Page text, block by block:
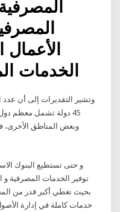
الأعمال
الخدمات
45 دولة تشمل معظم دول
و حتى تستطيع البنوك
توفير الخدمات المصرفية و
بحيث تغطي أكبر قدر من
خدمات كاملة في إدارة